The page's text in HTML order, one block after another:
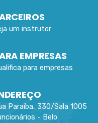
um instrutor
EMPRESAS
para empresas
Paraíba, 330/Sala 1005
- Belo